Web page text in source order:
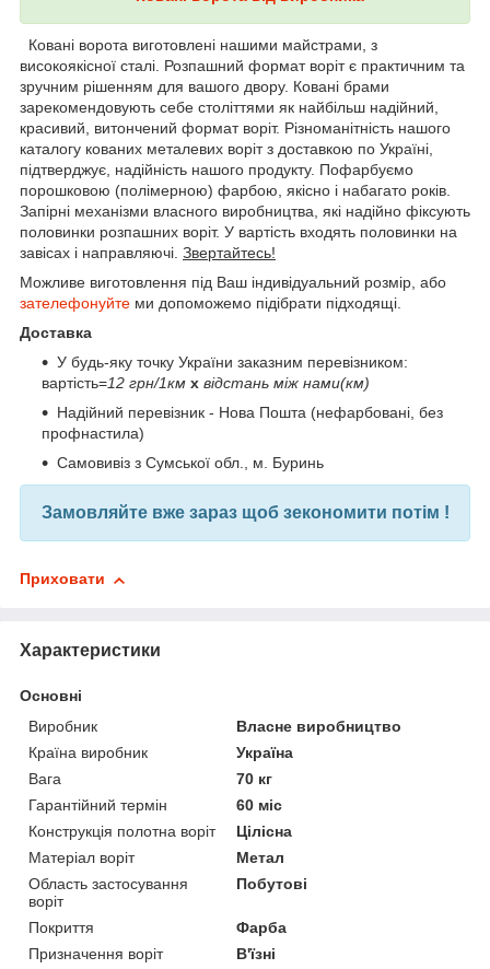
Ковані ворота виготовлені нашими майстрами, з
високоякісної сталі. Розпашний формат воріт є практичним та
зручним рішенням для вашого двору. Ковані брами
зарекомендовують себе століттями як найбільш надійний,
красивий, витончений формат воріт. Різноманітність нашого
каталогу кованих металевих воріт з доставкою по Україні,
підтверджує, надійність нашого продукту. Пофарбуємо
порошковою (полімерною) фарбою, якісно і набагато років.
Запірні механізми власного виробництва, які надійно фіксують
половинки розпашних воріт. У вартість входять половинки на
завісах і направляючі. Звертайтесь!
Можливе виготовлення під Ваш індивідуальний розмір, або
зателефонуйте ми допоможемо підібрати підходящі.
Доставка
У будь-яку точку України заказним перевізником:
вартість=12 грн/1км х відстань між нами(км)
Надійний перевізник - Нова Пошта (нефарбовані, без
профнастила)
Самовивіз з Сумської обл., м. Буринь
Замовляйте вже зараз щоб зекономити потім !
Приховати
Характеристики
Основні
Виробник
Власне виробництво
Країна виробник
Україна
Вага
70 кг
Гарантійний термін
60 міс
Конструкція полотна воріт
Цілісна
Матеріал воріт
Метал
Область застосування
воріт
Побутові
Покриття
Фарба
Призначення воріт
В'їзні